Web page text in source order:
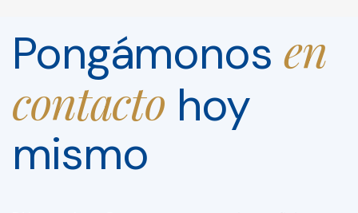
Pongámonos en
contacto hoy
mismo